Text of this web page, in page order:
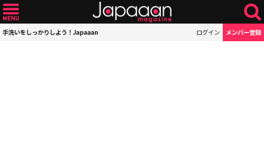
手洗いをしっかりしよう！Japaaan ログイン メンバー登録